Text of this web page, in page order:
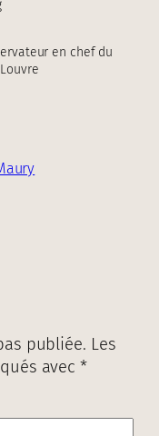
en chef du
publiée. Les
avec*